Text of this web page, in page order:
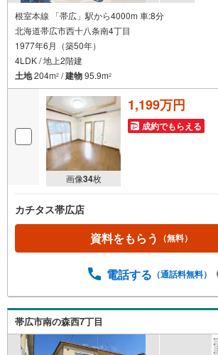
根室本線 「帯広」駅から4000m 車:8分
北海道帯広市西十八条南4丁目
1977年6月（築50年）
4LDK / 地上2階建
土地204m2 /建物95.9m2
画像34枚
1,199万円
成約でもらえる
カチタス帯広店
資料をもらう （無料）
電話する （通話料無料）
帯広市南の森西7丁目